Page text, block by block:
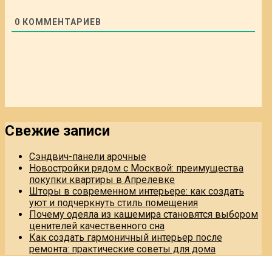
0 КОММЕНТАРИЕВ
Свежие записи
Сэндвич-панели арочные
Новостройки рядом с Москвой: преимущества
покупки квартиры в Апрелевке
Шторы в современном интерьере: как создать
уют и подчеркнуть стиль помещения
Почему одеяла из кашемира становятся выбором
ценителей качественного сна
Как создать гармоничный интерьер после
ремонта: практические советы для дома